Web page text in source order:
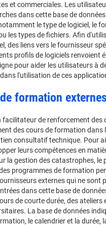
et commerciales. Les
dans cette base de
le type de logiciel, le
les types de fichiers. Afin
des liens vers le fournisseur
profils de logiciels renvoient
pour aider les utilisateurs à
l'utilisation de ces
formation externes
facilitateur de renforcement des
des cours de formation dans
consultatif technique. Pour
leurs compétences en
la gestion des catastrophes, le
programmes de formation
externes qui ne sont
dans cette base de
de courte durée, des ateliers
La base de données
le calendrier et la durée,